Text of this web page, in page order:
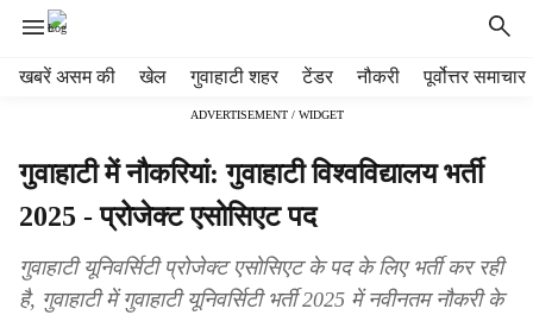
खबरें असम की खेल गुवाहाटी शहर टेंडर नौकरी पूर्वोत्तर समाचार
ADVERTISEMENT / WIDGET
गुवाहाटी में नौकरियां: गुवाहाटी विश्वविद्यालय भर्ती
2025 - प्रोजेक्ट एसोसिएट पद
गुवाहाटी यूनिवर्सिटी प्रोजेक्ट एसोसिएट के पद के लिए भर्ती कर रही
है, गुवाहाटी में गुवाहाटी यूनिवर्सिटी भर्ती 2025 में नवीनतम नौकरी के